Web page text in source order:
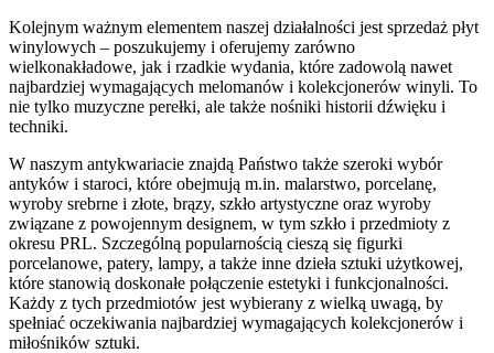
Kolejnym ważnym elementem naszej działalności jest sprzedaż płyt
winylowych – poszukujemy i oferujemy zarówno
wielkonakładowe, jak i rzadkie wydania, które zadowolą nawet
najbardziej wymagających melomanów i kolekcjonerów winyli. To
nie tylko muzyczne perełki, ale także nośniki historii dźwięku i
techniki.
W naszym antykwariacie znajdą Państwo także szeroki wybór
antyków i staroci, które obejmują m.in. malarstwo, porcelanę,
wyroby srebrne i złote, brązy, szkło artystyczne oraz wyroby
związane z powojennym designem, w tym szkło i przedmioty z
okresu PRL. Szczególną popularnością cieszą się figurki
porcelanowe, patery, lampy, a także inne dzieła sztuki użytkowej,
które stanowią doskonałe połączenie estetyki i funkcjonalności.
Każdy z tych przedmiotów jest wybierany z wielką uwagą, by
spełniać oczekiwania najbardziej wymagających kolekcjonerów i
miłośników sztuki.